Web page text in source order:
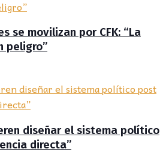
se movilizan por CFK: “La
peligro”
diseñar el sistema político
directa”